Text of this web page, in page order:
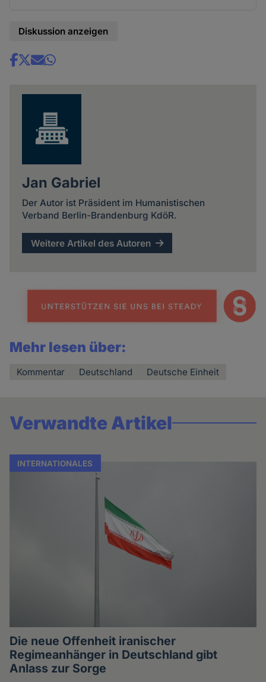
Diskussion anzeigen
Share
Jan Gabriel
Der Autor ist Präsident im Humanistischen
Verband Berlin-Brandenburg KdöR.
Weitere Artikel des Autoren
Mehr lesen über:
Kommentar Deutschland Deutsche Einheit
Verwandte Artikel
INTERNATIONALES
Die neue Offenheit iranischer
Regimeanhänger in Deutschland gibt
Anlass zur Sorge